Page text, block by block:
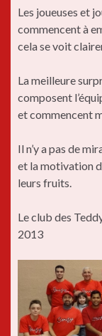
Les joueuses et
commencent à
cela se voit
La meilleure
composent
et commencent
Il n’y a pas de
et la motivation
leurs fruits.
Le club des
2013